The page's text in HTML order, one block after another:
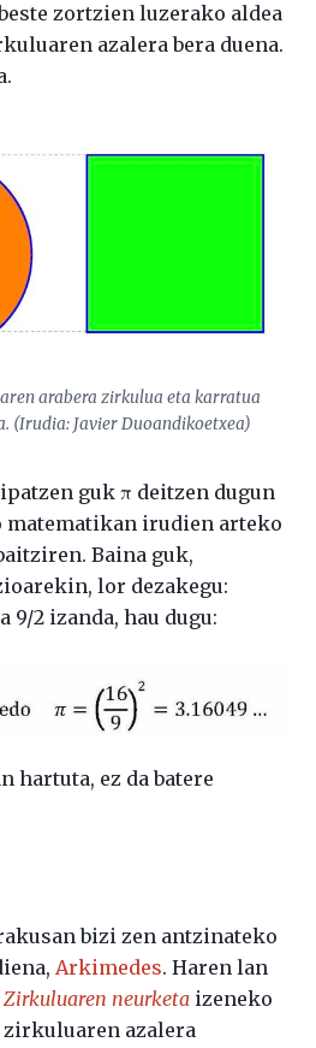
zortzien luzerako aldea
azalera bera duena.
arabera zirkulua eta karratua
(Irudia: Javier Duoandikoetxea)
guk π deitzen dugun
matematikan irudien arteko
Baina guk,
lor dezakegu:
2 izanda, hau dugu:
hartuta, ez da batere
bizi zen antzinateko
Arkimedes. Haren lan
Zirkuluaren neurketa izeneko
zirkuluaren azalera